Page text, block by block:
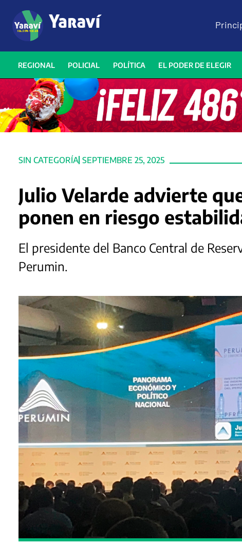
REGIONAL POLICIAL POLÍTICA EL PODER DE ELEGIR
SIN CATEGORÍA SEPTIEMBRE 25, 2025
Julio Velarde advierte
ponen en riesgo
El presidente del Banco Central de
Perumin.